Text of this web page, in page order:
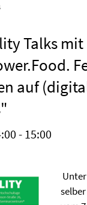
Talks mit
auf
- 15:00